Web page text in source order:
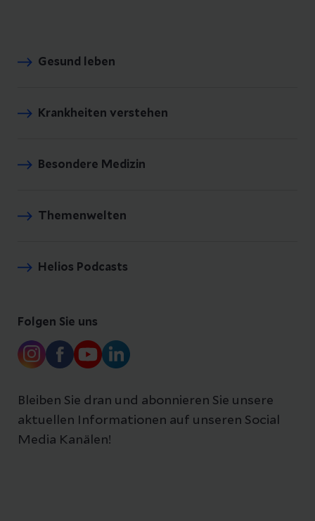
Gesund leben
Krankheiten verstehen
Besondere Medizin
Themenwelten
Helios Podcasts
Folgen Sie uns
Bleiben Sie dran und abonnieren Sie unsere
aktuellen Informationen auf unseren Social
Media Kanälen!